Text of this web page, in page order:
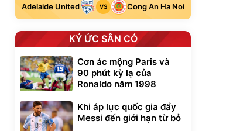
Vali Bamozo
Khung Nhôm
20/24/28 Cao Cấp
1.000.000
825.000
Lót ghế ôtô, nâng
giúp thoải mái
trong di chuyển
295.000đ
Adelaide United VS Cong An Ha Noi
KÝ ỨC SÂN CỎ
Cơn ác mộng Paris và
90 phút kỳ lạ của
Ronaldo năm 1998
Khi áp lực quốc gia đẩy
Messi đến giới hạn từ bỏ